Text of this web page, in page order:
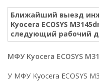
Ближайший выезд
Kyocera ECOSYS
следующий рабочий
МФУ Kyocera ECOSYS
У МФУ Kyocera ECOSYS